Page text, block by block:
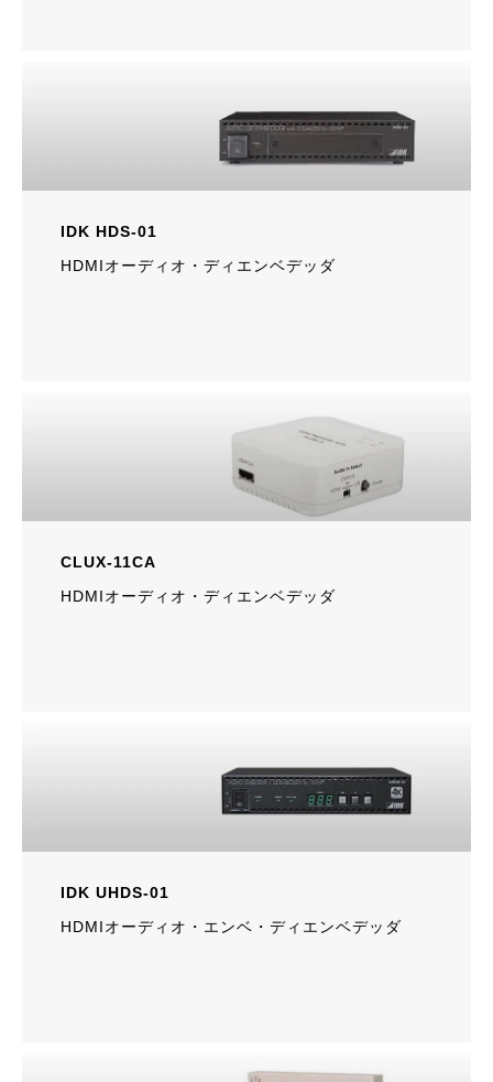
IDK HDS-01
HDMIオーディオ・ディエンベデッダ
CLUX-11CA
HDMIオーディオ・ディエンベデッダ
IDK UHDS-01
HDMIオーディオ・エンベ・ディエンベデッダ